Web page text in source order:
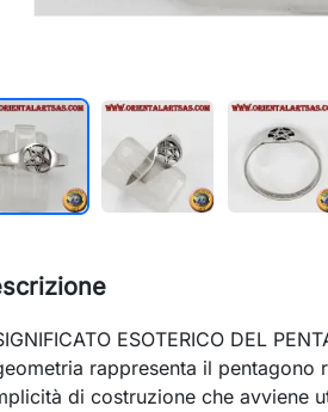
ESOTERICO DEL
rappresenta il pentagono
di costruzione che avviene